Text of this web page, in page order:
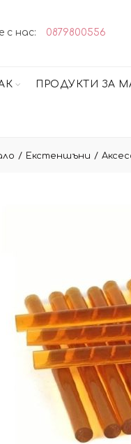
с нас: 0879800556
ПРОДУКТИ ЗА
Екстеншъни